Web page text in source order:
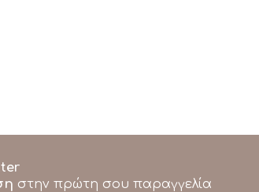
στην πρώτη σου παραγγελία